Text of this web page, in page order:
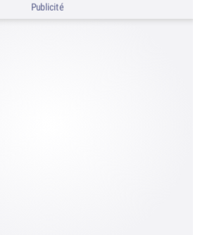
Publicité